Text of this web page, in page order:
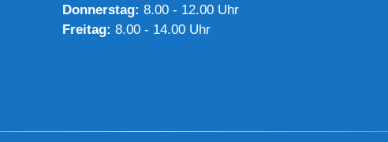
Donnerstag: 8.00 - 12.00 Uhr
Freitag: 8.00 - 14.00 Uhr